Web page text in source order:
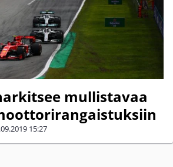
mullistavaa
15:27